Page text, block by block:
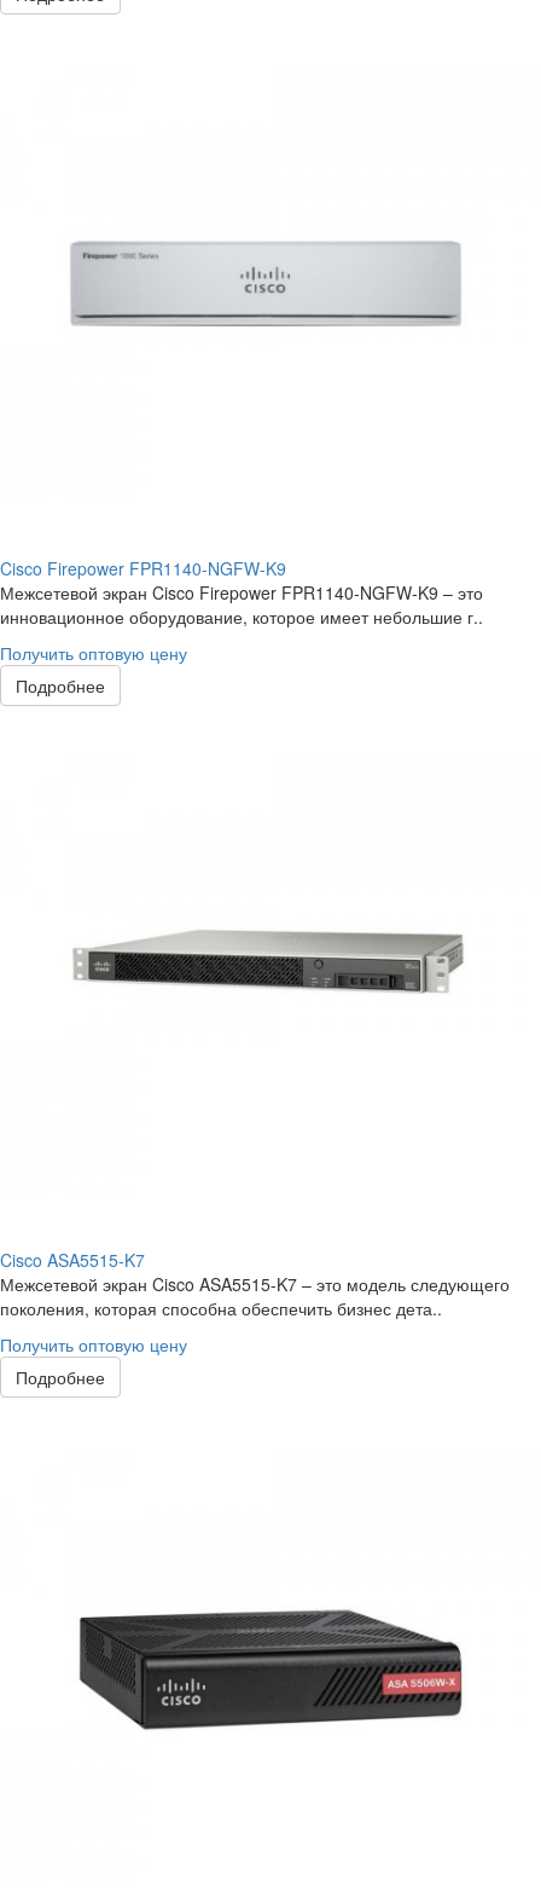
Cisco Firepower FPR1140-NGFW-K9
Межсетевой экран Cisco Firepower FPR1140-NGFW-K9 – это
инновационное оборудование, которое имеет небольшие г..
Получить оптовую цену
Подробнее
Cisco ASA5515-K7
Межсетевой экран Cisco ASA5515-K7 – это модель следующего
поколения, которая способна обеспечить бизнес дета..
Получить оптовую цену
Подробнее